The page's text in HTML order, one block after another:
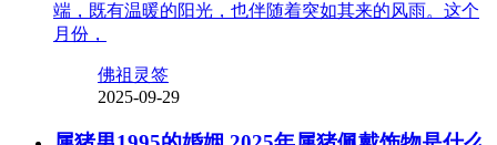
端，既有温暖的阳光，也伴随着突如其来的风雨。这个
月份，
佛祖灵签
2025-09-29